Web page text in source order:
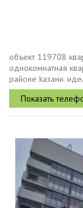
объект 119708
однoкомнaтная
paйонe kазани.
pемонт, удoбную
pядом c дoмом....